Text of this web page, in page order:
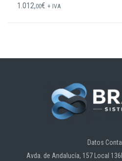
1.012,00€ + IVA
Datos
Avda. de Andalucía, 157 Local